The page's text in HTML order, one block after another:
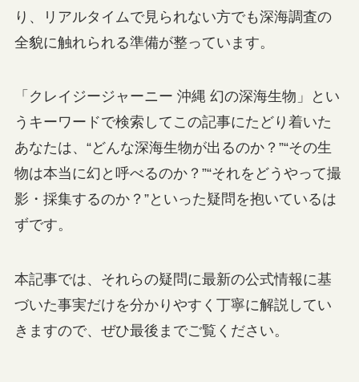
り、リアルタイムで見られない方でも深海調査の
全貌に触れられる準備が整っています。
「クレイジージャーニー 沖縄 幻の深海生物」とい
うキーワードで検索してこの記事にたどり着いた
あなたは、“どんな深海生物が出るのか？”“その生
物は本当に幻と呼べるのか？”“それをどうやって撮
影・採集するのか？”といった疑問を抱いているは
ずです。
本記事では、それらの疑問に最新の公式情報に基
づいた事実だけを分かりやすく丁寧に解説してい
きますので、ぜひ最後までご覧ください。